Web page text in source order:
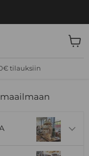
tilauksiin